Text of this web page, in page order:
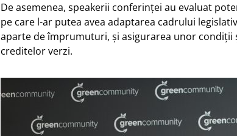
De asemenea, speakerii conferinței au evaluat
pe care l-ar putea avea adaptarea cadrului
aparte de împrumuturi, și asigurarea unor
creditelor verzi.